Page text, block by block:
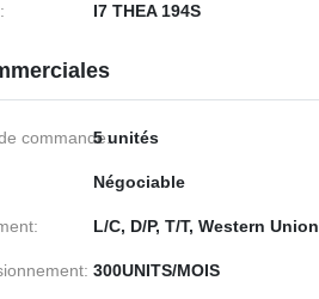
I7 THEA 194S
commande:5 unités
Négociable
L/C, D/P, T/T, Western Union
300UNITS/MOIS